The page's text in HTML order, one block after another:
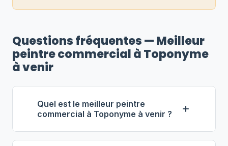
Questions fréquentes — Meilleur
peintre commercial à Toponyme
à venir
Quel est le meilleur peintre
commercial à Toponyme à venir ?
Selon notre classement,Stéphane